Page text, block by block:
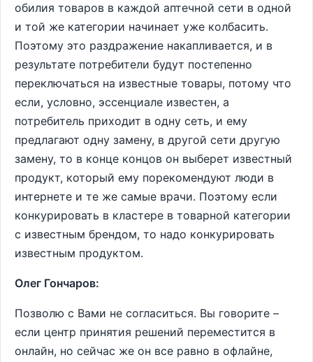
обилия товаров в каждой аптечной сети в одной
и той же категории начинает уже колбасить.
Поэтому это раздражение накапливается, и в
результате потребители будут постепенно
переключаться на известные товары, потому что
если, условно, эссенциале известен, а
потребитель приходит в одну сеть, и ему
предлагают одну замену, в другой сети другую
замену, то в конце концов он выберет известный
продукт, который ему порекомендуют люди в
интернете и те же самые врачи. Поэтому если
конкурировать в кластере в товарной категории
с известным брендом, то надо конкурировать
известным продуктом.
Олег Гончаров:
Позволю с Вами не согласиться. Вы говорите –
если центр принятия решений переместится в
онлайн, но сейчас же он все равно в офлайне,